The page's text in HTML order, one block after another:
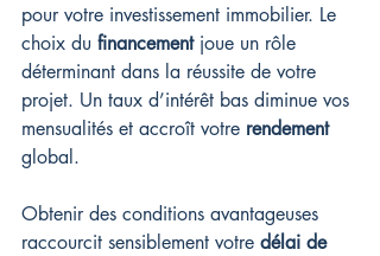
pour votre investissement immobilier. Le
choix du financement joue un rôle
déterminant dans la réussite de votre
projet. Un taux d’intérêt bas diminue vos
mensualités et accroît votre rendement
global.
Obtenir des conditions avantageuses
raccourcit sensiblement votre délai de